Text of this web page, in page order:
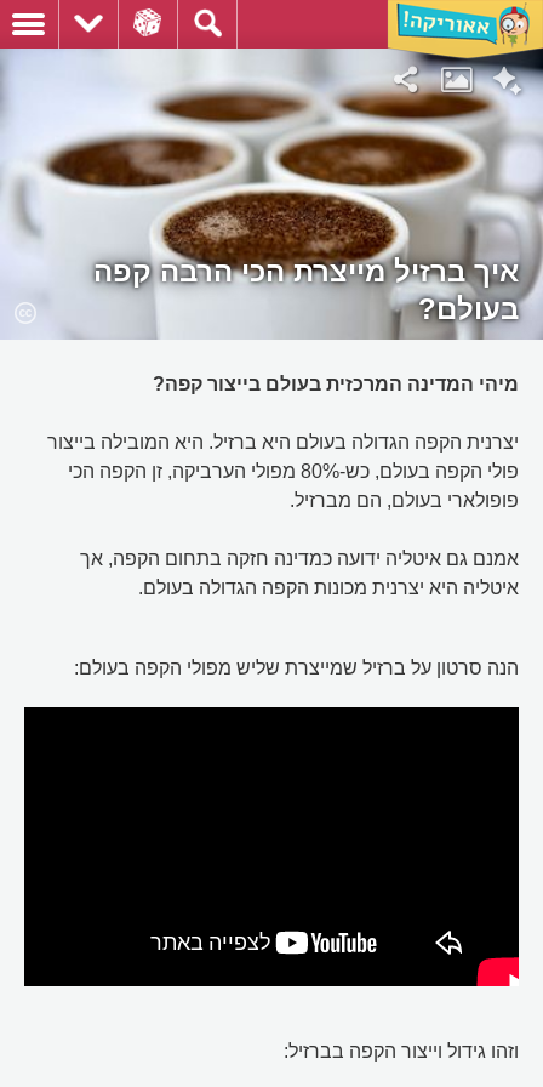
איך ברזיל מייצרת הכי הרבה קפה
בעולם?
מיהי המדינה המרכזית בעולם בייצור קפה?
יצרנית הקפה הגדולה בעולם היא ברזיל. היא המובילה בייצור
פולי הקפה בעולם, כש-80% מפולי הערביקה, זן הקפה הכי
פופולארי בעולם, הם מברזיל.
אמנם גם איטליה ידועה כמדינה חזקה בתחום הקפה, אך
איטליה היא יצרנית מכונות הקפה הגדולה בעולם.
הנה סרטון על ברזיל שמייצרת שליש מפולי הקפה בעולם:
וזהו גידול וייצור הקפה בברזיל: